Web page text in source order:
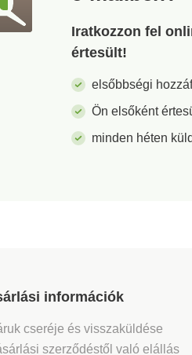
Iratkozzon fel
értesült!
elsőbbségi
Ön elsőként
minden héten
információk
cseréje és visszaküldése
szerződéstől való elállás